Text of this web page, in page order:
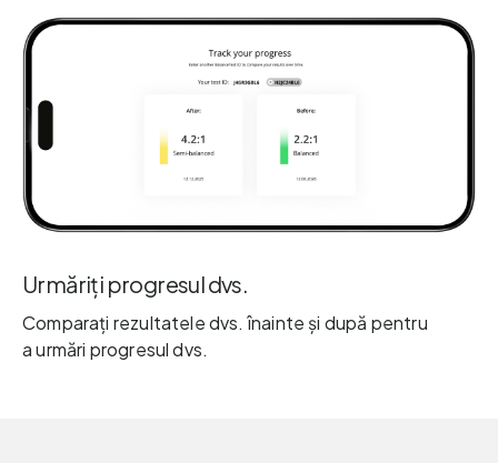
Urmăriți progresul dvs.
Comparați rezultatele dvs. înainte și după pentru
a urmări progresul dvs.